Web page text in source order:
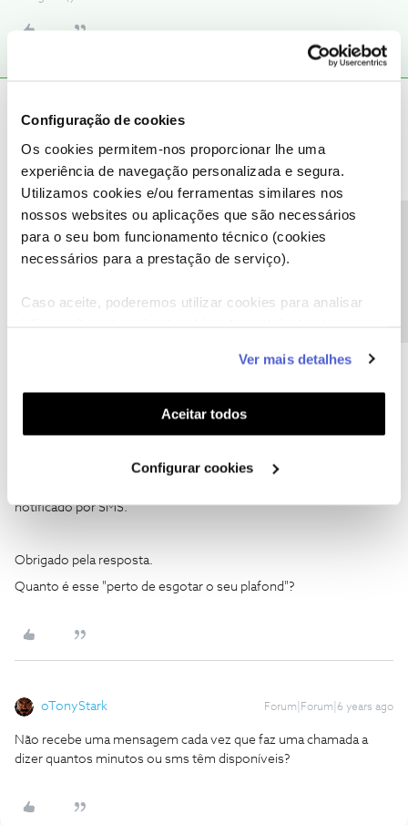
Configuração de cookies
Os cookies permitem-nos proporcionar lhe uma
experiência de navegação personalizada e segura.
Utilizamos cookies e/ou ferramentas similares nos
nossos websites ou aplicações que são necessários
para o seu bom funcionamento técnico (cookies
necessários para a prestação de serviço).
Caso aceite, poderemos utilizar cookies para analisar
funcionalidades (cookies de personalização e
funcionalidade) e adaptar anúncios aos seus interesses
(cookies de publicidade personalizada). Pode gerir a
utilização dos cookies clicando em "Configurar
Ver mais detalhes
Aceitar todos
Configurar cookies
Bem-vindo ao Fórum NOS, @Cebolinha
O@C24XXXX201 deu uma boa ajuda.
Caso esteja perto de esgotar o seu plafond de SMS/Voz é
notificado por SMS.
Ajude a comunidade a encontrar informação relevante. Marque
Bem-vindo ao Fórum NOS,@Cebolinha.
deu uma boa ajuda.
notificado por SMS.
Obrigado pela resposta.
Quanto é esse "perto de esgotar o seu plafond"?
oTonyStark Forum|Forum|6 years ago
Não recebe uma mensagem cada vez que faz uma chamada a
dizer quantos minutos ou sms têm disponíveis?